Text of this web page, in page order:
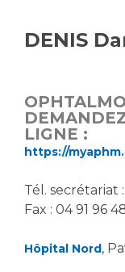
Tarifs
Vous allez être
Vous avez un
à réaliser
Vous avez une
myaphm, votre
Emploi /
Emplois
Emplois
Espace
Emplois
Emplois socio-
DENIS
LIGNE :
https://
Tél. secrétariat
Fax : 04 91 96
Hôpital Nord,